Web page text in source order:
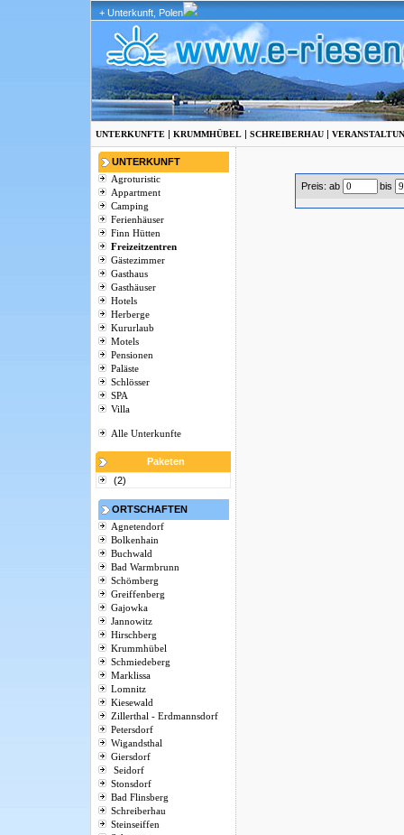
+ Unterkunft, Polen
UNTERKUNFTE | KRUMMHÜBEL | SCHREIBERHAU |
UNTERKUNFT
Agroturistic
Appartment
Camping
Ferienhäuser
Finn Hütten
Freizeitzentren
Gästezimmer
Gasthaus
Gasthäuser
Hotels
Herberge
Kururlaub
Motels
Pensionen
Paläste
Schlösser
SPA
Villa
Alle Unterkunfte
Paketen
(2)
ORTSCHAFTEN
Agnetendorf
Bolkenhain
Buchwald
Bad Warmbrunn
Schömberg
Greiffenberg
Gajowka
Jannowitz
Hirschberg
Krummhübel
Schmiedeberg
Marklissa
Lomnitz
Kiesewald
Zillerthal - Erdmannsdorf
Petersdorf
Wigandsthal
Giersdorf
Seidorf
Stonsdorf
Bad Flinsberg
Schreiberhau
Steinseiffen
Preis: ab bis